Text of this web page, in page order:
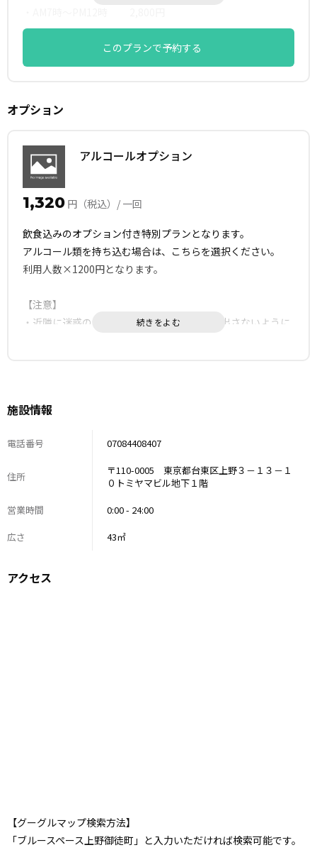
・PM12時～PM18時 3,200円
・PM18時～PM24時 2,800円
1日前予約で100円(1H)引き実施中です！
30日前予約で100円(1H)引き実施中です！
このプランで予約する
オプション
アルコールオプション
1,320 円（税込）/ 一回
飲食込みのオプション付き特別プランとなります。
アルコール類を持ち込む場合は、こちらを選択ください。
利用人数×1200円となります。
【注意】
・近隣に迷惑のかからないように大きな声を出さないように
ゴミの撤去際は、絶対に当ビルの入り口付近に捨てないよ
・退出1時間前からは空気清浄機をオンにしていただけると
・床にこぼしてしまった場合は、必ずご申告をお願いしま
・嘔吐等をした場合は、早急に連絡をお願いします。またそ
の際はきれいに必ず清掃をお願いします。
また、清掃による次のご利用者様へのキャンセル代補填とし
施設情報
電話番号 07084408407
住所
〒110-0005 東京都台東区上野３－１３－１
０トミヤマビル地下１階
営業時間
0:00 - 24:00
広さ
43㎡
アクセス
【グーグルマップ検索方法】
「ブルースペース上野御徒町」と入力いただければ検索可能です。